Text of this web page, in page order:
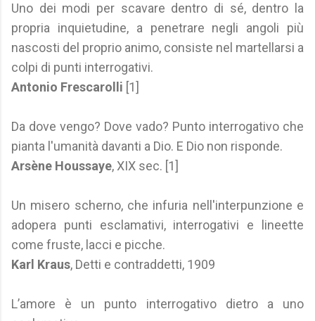
Uno dei modi per scavare dentro di sé, dentro la
propria inquietudine, a penetrare negli angoli più
nascosti del proprio animo, consiste nel martellarsi a
colpi di punti interrogativi.
Antonio Frescarolli [1]
Da dove vengo? Dove vado? Punto interrogativo che
pianta l'umanità davanti a Dio. E Dio non risponde.
Arsène Houssaye, XIX sec. [1]
Un misero scherno, che infuria nell'interpunzione e
adopera punti esclamativi, interrogativi e lineette
come fruste, lacci e picche.
Karl Kraus, Detti e contraddetti, 1909
L’amore è un punto interrogativo dietro a uno